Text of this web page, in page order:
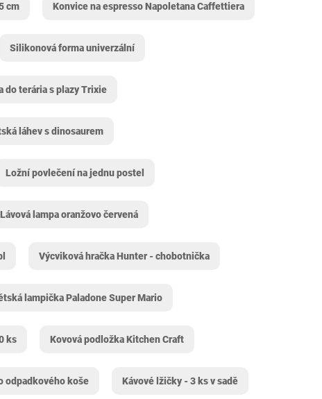
cm Konvice na espresso Napoletana Caffettiera
Silikonová forma univerzální
do terária s plazy Trixie
láhev s dinosaurem
Ložní povlečení na jednu postel
Lávová lampa oranžovo červená
Výcviková hračka Hunter - chobotnička
lampička Paladone Super Mario
ks Kovová podložka Kitchen Craft
odpadkového koše Kávové lžičky - 3 ks v sadě